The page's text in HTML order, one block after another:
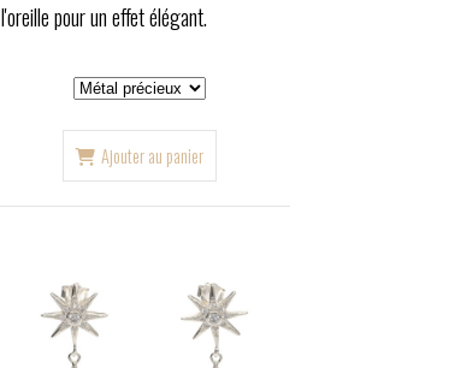
l'oreille pour un effet élégant.
Ajouter au panier